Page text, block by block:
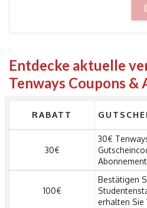
Entdecke aktuelle
Tenways Coupons &
RABATT
30€
30€
100€
Bestätigen
erhalten Sie